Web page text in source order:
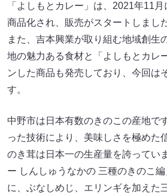
「よしもとカレー」は、2021年11
商品化され、販売がスタートしました
また、吉本興業が取り組む地域創生
地の魅力ある食材と「よしもとカレ
ンした商品も発売しており、今回は
す。
中野市は日本有数のきのこの産地で
った技術により、美味しさを極めた
のき茸は日本一の生産量を誇ってい
ー しんしゅうなかの 三種のきのこ
に、ぶなしめじ、エリンギを加えた